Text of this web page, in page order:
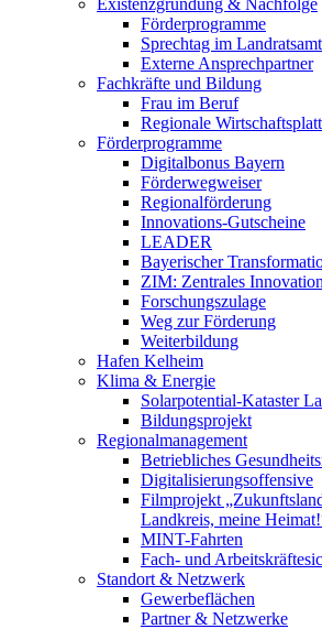
Existenzgründung & Nachfolge
Förderprogramme
Sprechtag im Landratsamt
Externe Ansprechpartner
Fachkräfte und Bildung
Frau im Beruf
Regionale
Förderprogramme
Digitalbonus Bayern
Förderwegweiser
Regionalförderung
Innovations-Gutscheine
LEADER
Bayerischer
ZIM: Zentrales
Forschungszulage
Weg zur Förderung
Weiterbildung
Hafen Kelheim
Klima & Energie
Solarpotential-Kataster
Bildungsprojekt
Regionalmanagement
Betriebliches
Digitalisierungsoffensive
Filmprojekt
Landkreis, meine
MINT-Fahrten
Fach- und
Standort & Netzwerk
Gewerbeflächen
Partner & Netzwerke